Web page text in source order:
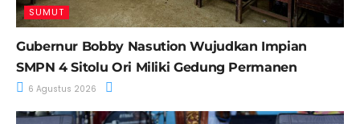
SUMUT
Gubernur Bobby Nasution Wujudkan Impian
SMPN 4 Sitolu Ori Miliki Gedung Permanen
6 Agustus 2026